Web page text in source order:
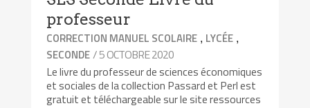
professeur
CORRECTION MANUEL SCOLAIRE , LYCÉE ,
SECONDE/ 5 OCTOBRE 2020
Le livre du professeur de sciences économiques
et sociales de la collection Passard et Perl est
gratuit et téléchargeable sur le site ressources